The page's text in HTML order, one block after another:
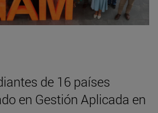
de 16 países
en Gestión Aplicada en